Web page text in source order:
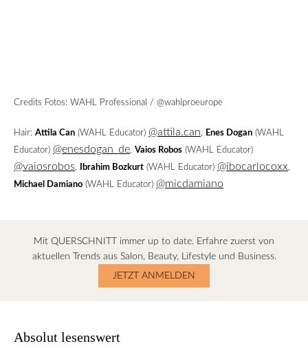
Credits Fotos: WAHL Professional / @wahlproeurope
Hair: Attila Can (WAHL Educator) @attila.can, Enes Dogan (WAHL
Educator) @enesdogan_de, Vaios Robos (WAHL Educator)
@vaiosrobos, Ibrahim Bozkurt (WAHL Educator) @ibocarlocoxx,
Michael Damiano (WAHL Educator) @micdamiano
Mit QUERSCHNITT immer up to date. Erfahre zuerst von
aktuellen Trends aus Salon, Beauty, Lifestyle und Business.
JETZT ANMELDEN
Absolut lesenswert